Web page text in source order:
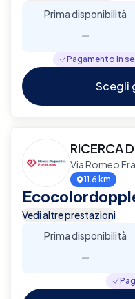
Prima disponibilità
-
Pagamento in
Scegli
RICERCA
Via Romeo
11.6 km
Vedi altre prestazioni
Prima disponibilità
-